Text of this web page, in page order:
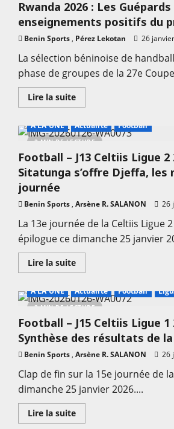
du
Chinois
Le
pong
l’honneur,
les
meilleurs
talents
récompensés
Rwanda 2026 : Les
enseignements positifs du
Benin Sports , Pérez Lekotan 26
La sélection béninoise de
phase de groupes de la 27e
Lire la suiteEn
savoir
Handball
–
CAN
Seniors
Hommes
Les
tirent
des
enseignements
du
premier
tour
2 MIN DE LECTURE
A LA UNE Actualité Football
Football – J13 Celtiis Ligue 2
Sitatunga s’offre Djeffa, les
journée
Benin Sports , Arsène R. SALANON 26
La 13e journée de la Celtiis Ligue
épilogue ce dimanche 25 janvier
Lire la suiteEn
savoir
Football
–
Celtiis
Ligue
2
2026
Sitatunga
s’offre
Djeffa,
les
résultats
de
la
2 MIN DE LECTURE
A LA UNE Actualité Football
Football – J15 Celtiis Ligue 1
Synthèse des résultats de
Benin Sports , Arsène R. SALANON 26
Clap de fin sur la 15e journée de
dimanche 25 janvier 2026....
Lire la suiteEn
savoir